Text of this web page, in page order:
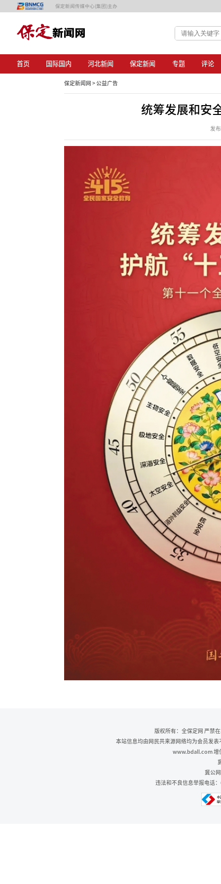
保定新闻传媒中心(集团)主办
首页 国际国内 河北新闻 保定新闻 专题 评论
保定新闻网 > 公益广告
统筹发展和安
发
版权所有：全保定网 严禁
本站信息均由网民共来源网络均为会员发
www.bdall.com 增
冀公
违法和不良信息举报电话